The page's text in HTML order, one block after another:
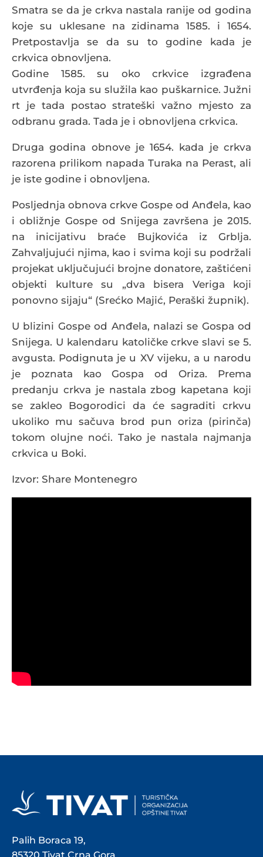
Smatra se da je crkva nastala ranije od godina
koje su uklesane na zidinama 1585. i 1654.
Pretpostavlja se da su to godine kada je
crkvica obnovljena.
Godine 1585. su oko crkvice izgrađena
utvrđenja koja su služila kao puškarnice. Južni
rt je tada postao strateški važno mjesto za
odbranu grada. Tada je i obnovljena crkvica.
Druga godina obnove je 1654. kada je crkva
razorena prilikom napada Turaka na Perast, ali
je iste godine i obnovljena.
Posljednja obnova crkve Gospe od Anđela, kao
i obližnje Gospe od Snijega završena je 2015.
na inicijativu braće Bujkovića iz Grblja.
Zahvaljujući njima, kao i svima koji su podržali
projekat uključujući brojne donatore, zaštićeni
objekti kulture su „dva bisera Veriga koji
ponovno sijaju“ (Srećko Majić, Peraški župnik).
U blizini Gospe od Anđela, nalazi se Gospa od
Snijega. U kalendaru katoličke crkve slavi se 5.
avgusta. Podignuta je u XV vijeku, a u narodu
je poznata kao Gospa od Oriza. Prema
predanju crkva je nastala zbog kapetana koji
se zakleo Bogorodici da će sagraditi crkvu
ukoliko mu sačuva brod pun oriza (pirinča)
tokom olujne noći. Tako je nastala najmanja
crkvica u Boki.
Izvor: Share Montenegro
Palih Boraca 19,